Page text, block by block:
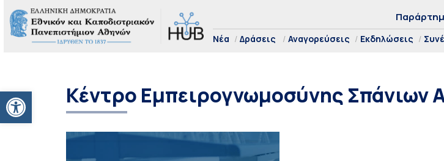
Ανοίξτε τη γραμμή εργαλείων
Νέα Δράσεις Αναγορεύσεις Εκδηλώσεις
Κέντρο Εμπειρογνωμοσύνης Σπάνιων